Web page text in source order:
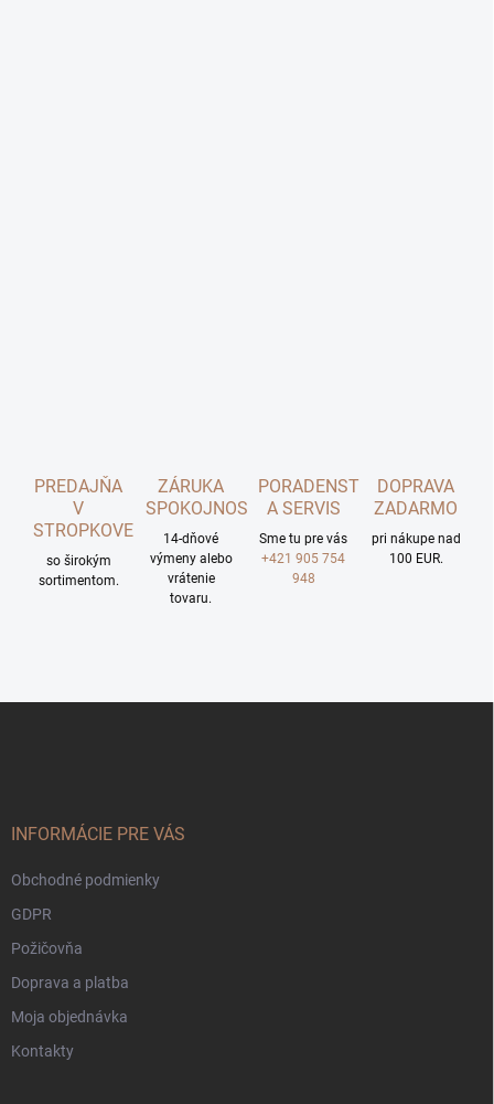
PREDAJŇA
V
STROPKOVE
so širokým
sortimentom.
ZÁRUKA
SPOKOJNOSTI
14-dňové
výmeny alebo
vrátenie
tovaru.
PORADENSTVO
A SERVIS
Sme tu pre vás
+421 905 754
948
DOPRAVA
ZADARMO
pri nákupe nad
100 EUR.
INFORMÁCIE PRE VÁS
Obchodné podmienky
GDPR
Požičovňa
Doprava a platba
Moja objednávka
Kontakty